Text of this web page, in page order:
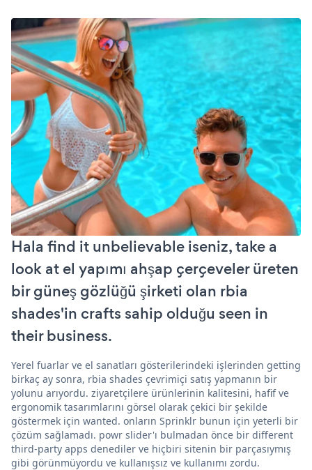
Hala find it unbelievable iseniz, take a
look at el yapımı ahşap çerçeveler üreten
bir güneş gözlüğü şirketi olan rbia
shades'in crafts sahip olduğu seen in
their business.
Yerel fuarlar ve el sanatları gösterilerindeki işlerinden getting
birkaç ay sonra, rbia shades çevrimiçi satış yapmanın bir
yolunu arıyordu. ziyaretçilere ürünlerinin kalitesini, hafif ve
ergonomik tasarımlarını görsel olarak çekici bir şekilde
göstermek için wanted. onların Sprinklr bunun için yeterli bir
çözüm sağlamadı. powr slider'ı bulmadan önce bir different
third-party apps denediler ve hiçbiri sitenin bir parçasıymış
gibi görünmüyordu ve kullanışsız ve kullanımı zordu.